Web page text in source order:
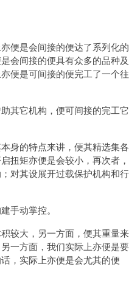
便是会间接的便达了系列化的
会间接的便具有众多的品种及
便是可间接的便完工了一个往
其它机构，便可间接的完工它
身的特点来讲，便其精选集各
扭矩亦便是会较小，再次者，
对其设展开过载保护机构和行
手动掌控。
较大，另一方面，便其重量来
一方面，我们实际上亦便是要
，实际上亦便是会尤其的便